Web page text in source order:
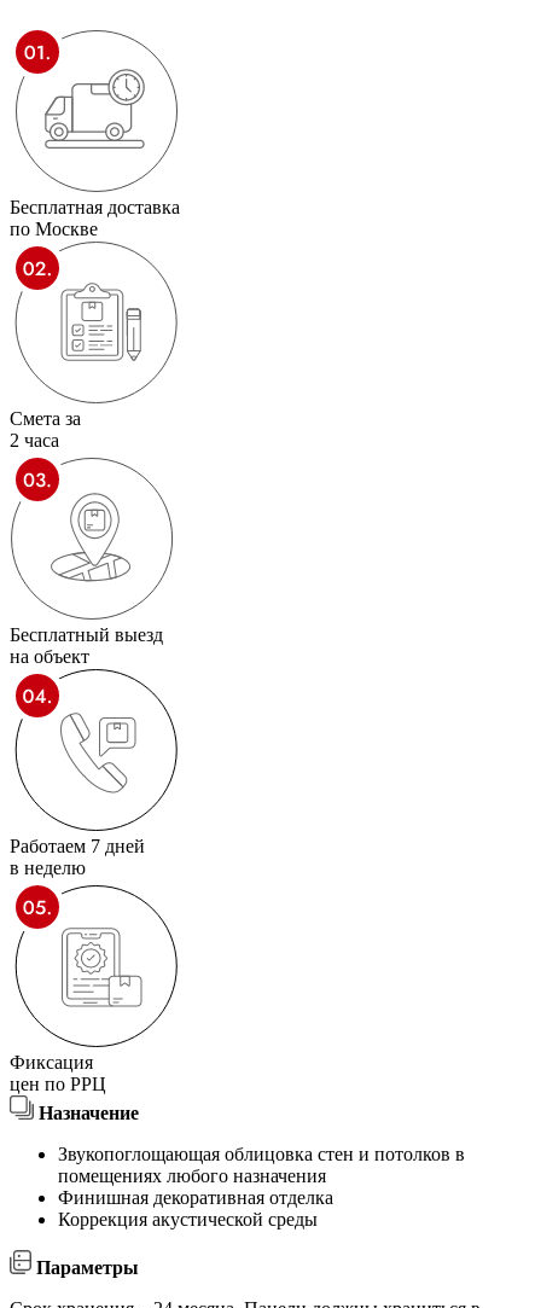
Бесплатная доставка
по Москве
Смета за
2 часа
Бесплатный выезд
на объект
Работаем 7 дней
в неделю
Фиксация
цен по РРЦ
Назначение
Звукопоглощающая облицовка стен и потолков в
помещениях любого назначения
Финишная декоративная отделка
Коррекция акустической среды
Параметры